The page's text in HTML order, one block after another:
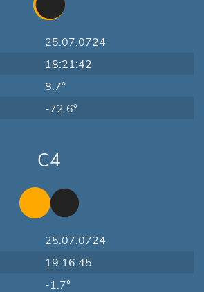
25.07.0724
18:21:42
8.7°
-72.6°
C4
25.07.0724
19:16:45
-1.7°